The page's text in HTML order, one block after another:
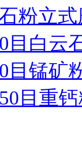
粉立
目白云
目锰矿
目重